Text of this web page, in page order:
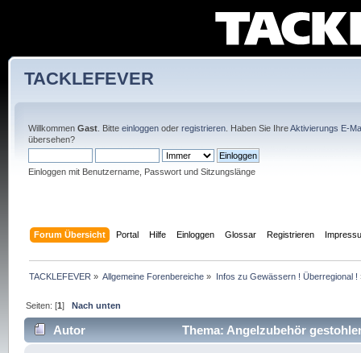
TACKLEFEVER
Willkommen Gast. Bitte einloggenoder registrieren. Haben Sie IhreAktivierungs E-
übersehen?
Einloggen mit Benutzername, Passwort und Sitzungslänge
Forum Übersicht Portal Hilfe Einloggen Glossar Registrieren
TACKLEFEVER » Allgemeine Forenbereiche » Infos zu Gewässern ! Überregional !
Seiten: [1]Nach unten
Autor Thema: Angelzubehör